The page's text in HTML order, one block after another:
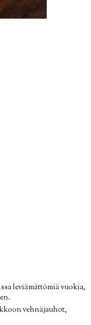
leviämättömiä vuokia,
vehnäjauhot,